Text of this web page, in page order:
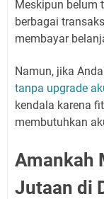
Meskipun belum
berbagai
membayar
Namun, jika
tanpa upgrade
kendala karena
membutuhkan
Amankah
Jutaan di